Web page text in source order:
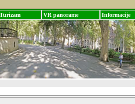
Turizam VR panorame Informacije